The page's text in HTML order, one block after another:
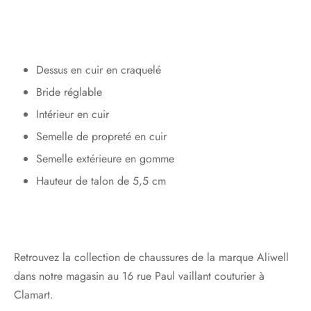
Dessus en cuir en craquelé
Bride réglable
Intérieur en cuir
Semelle de propreté en cuir
Semelle extérieure en gomme
Hauteur de talon de 5,5 cm
Retrouvez la collection de chaussures de la marque Aliwell
dans notre magasin au 16 rue Paul vaillant couturier à
Clamart.